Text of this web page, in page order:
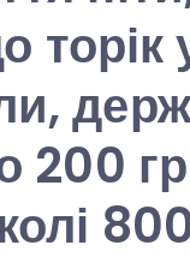
торік
200